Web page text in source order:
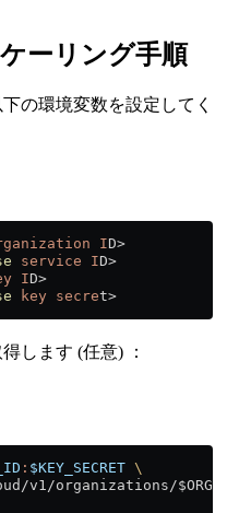
ーリング手順
の環境変数を設定してく
ID>
service ID>
ID>
key secret>
します (任意) ：
: $KEY_SECRET \
organizations/